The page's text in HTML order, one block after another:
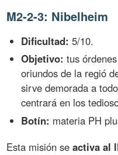
M2-2-3: Nibelheim
Dificultad: 5/10.
Objetivo: tus
oriundos de la regió
sirve demorada a
centrará en los
Botín: materia PH
Esta misión seactiva al